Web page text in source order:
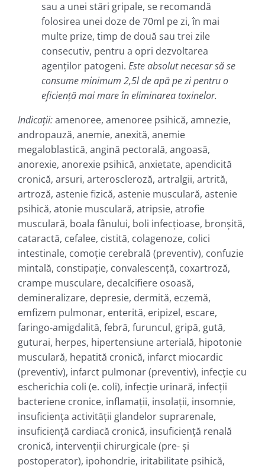
sau a unei stări gripale, se recomandă
folosirea unei doze de 70ml pe zi, în mai
multe prize, timp de două sau trei zile
consecutiv, pentru a opri dezvoltarea
agenţilor patogeni. Este absolut necesar să se
consume minimum 2,5l de apă pe zi pentru o
eficienţă mai mare în eliminarea toxinelor.
Indicaţii:amenoree, amenoree psihică, amnezie,
andropauză, anemie, anexită, anemie
megaloblastică, angină pectorală, angoasă,
anorexie, anorexie psihică, anxietate, apendicită
cronică, arsuri, arteroscleroză, artralgii, artrită,
artroză, astenie fizică, astenie musculară, astenie
psihică, atonie musculară, atripsie, atrofie
musculară, boala fânului, boli infecţioase, bronşită,
cataractă, cefalee, cistită, colagenoze, colici
intestinale, comoţie cerebrală (preventiv), confuzie
mintală, constipaţie, convalescenţă, coxartroză,
crampe musculare, decalcifiere osoasă,
demineralizare, depresie, dermită, eczemă,
emfizem pulmonar, enterită, eripizel, escare,
faringo-amigdalită, febră, furuncul, gripă, gută,
guturai, herpes, hipertensiune arterială, hipotonie
musculară, hepatită cronică, infarct miocardic
(preventiv), infarct pulmonar (preventiv), infecţie cu
escherichia coli (e. coli), infecţie urinară, infecţii
bacteriene cronice, inflamaţii, insolaţii, insomnie,
insuficienţa activităţii glandelor suprarenale,
insuficienţă cardiacă cronică, insuficienţă renală
cronică, intervenţii chirurgicale (pre- şi
postoperator), ipohondrie, iritabilitate psihică,